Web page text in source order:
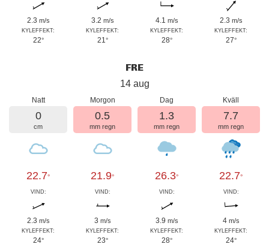
2.3 m/s
KYLEFFEKT:
22°
3.2 m/s
KYLEFFEKT:
21°
4.1 m/s
KYLEFFEKT:
28°
2.3 m/s
KYLEFFEKT:
27°
FRE
14 aug
Natt
0
cm
22.7°
VIND:
2.3 m/s
KYLEFFEKT:
24°
Morgon
0.5
mm regn
21.9°
VIND:
3 m/s
KYLEFFEKT:
23°
Dag
1.3
mm regn
26.3°
VIND:
3.9 m/s
KYLEFFEKT:
28°
Kväll
7.7
mm regn
22.7°
VIND:
4 m/s
KYLEFFEKT:
24°